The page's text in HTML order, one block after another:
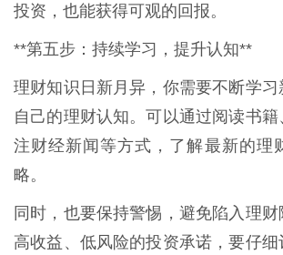
投资，也能获得可观的回报。
**第五步：持续学习，提升认知**
理财知识日新月异，你需要不断学
自己的理财认知。可以通过阅读书
注财经新闻等方式，了解最新的理
略。
同时，也要保持警惕，避免陷入理
高收益、低风险的投资承诺，要仔